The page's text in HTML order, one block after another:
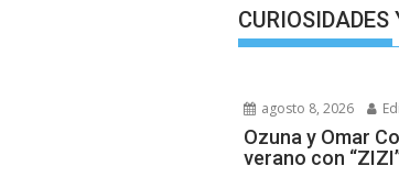
agosto 8, 2026
Ozuna y Omar
verano con